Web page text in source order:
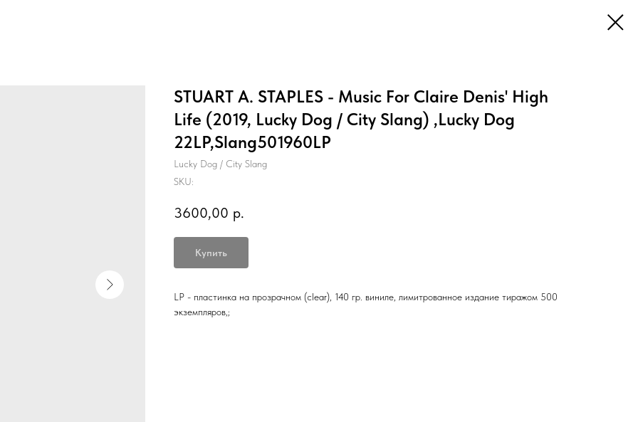
STUART A. STAPLES - Music For Claire Denis' High
Life (2019, Lucky Dog / City Slang) ,Lucky Dog
22LP,Slang501960LP
Lucky Dog / City Slang
SKU:
3600,00 р.
Купить
LP - пластинка на прозрачном (clear), 140 гр. виниле, лимитрованное издание тиражом 500
экземпляров,;